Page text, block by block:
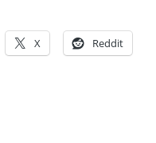
X Reddit